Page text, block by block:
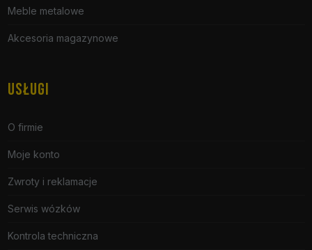
Meble metalowe
Akcesoria magazynowe
USŁUGI
O firmie
Moje konto
Zwroty i reklamacje
Serwis wózków
Kontrola techniczna